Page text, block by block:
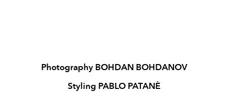
Photography BOHDAN BOHDANOV
Styling PABLO PATANÈ